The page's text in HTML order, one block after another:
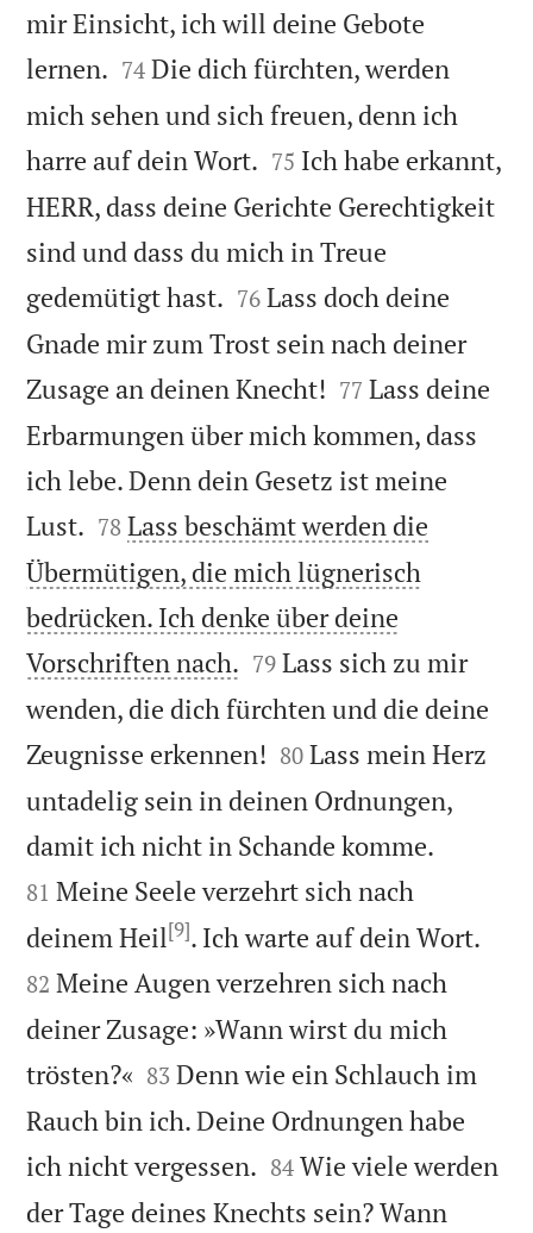
mir Einsicht, ich will deine Gebote
lernen. 

74 Die dich fürchten, werden
mich sehen und sich freuen, denn ich
harre auf dein Wort. 

75 Ich habe erkannt,
HERR, dass deine Gerichte Gerechtigkeit
sind und dass du mich in Treue
gedemütigt hast. 

76 Lass doch deine
Gnade mir zum Trost sein nach deiner
Zusage an deinen Knecht! 

77 Lass deine
Erbarmungen über mich kommen, dass
ich lebe. Denn dein Gesetz ist meine
Lust. 

78 Lass beschämt werden die
Übermütigen, die mich lügnerisch
bedrücken. Ich denke über deine
Vorschriften nach. 

79 Lass sich zu mir
wenden, die dich fürchten und die deine
Zeugnisse erkennen! 

80 Lass mein Herz
untadelig sein in deinen Ordnungen,
damit ich nicht in Schande komme.
81 Meine Seele verzehrt sich nach
deinem Heil[9]. Ich warte auf dein Wort.
82 Meine Augen verzehren sich nach
deiner Zusage: »Wann wirst du mich
trösten?« 

83 Denn wie ein Schlauch im
Rauch bin ich. Deine Ordnungen habe
ich nicht vergessen. 

84 Wie viele werden
der Tage deines Knechts sein? Wann